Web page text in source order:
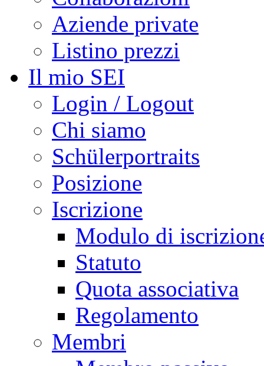
Aziende private
Listino prezzi
Il mio SEI
Login / Logout
Chi siamo
Schülerportraits
Posizione
Iscrizione
Modulo di
Statuto
Quota associativa
Regolamento
Membri